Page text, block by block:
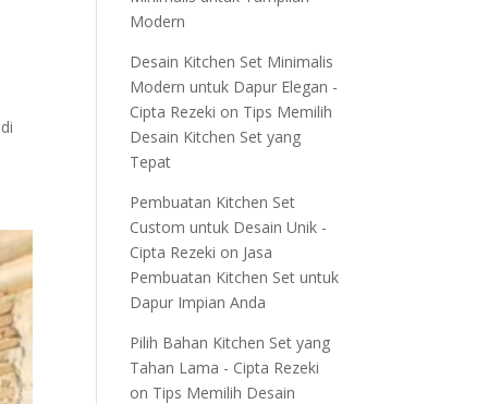
Modern
Desain Kitchen Set Minimalis
Modern untuk Dapur Elegan -
Cipta Rezeki on Tips Memilih
Desain Kitchen Set yang
Tepat
Pembuatan Kitchen Set
Custom untuk Desain Unik -
Cipta Rezeki on Jasa
Pembuatan Kitchen Set untuk
Dapur Impian Anda
Pilih Bahan Kitchen Set yang
Tahan Lama - Cipta Rezeki
on Tips Memilih Desain